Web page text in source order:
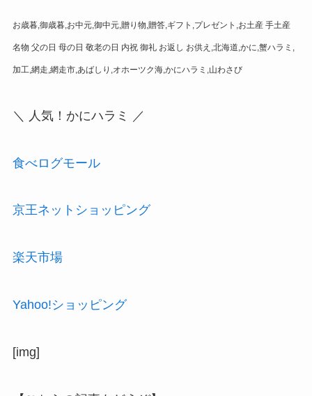
お歳暮,御歳暮,お中元,御中元,贈り物,贈答,ギフト,プレゼント,お土産 手土産
名物 父の日 母の日 敬老の日 内祝 御礼 お返し お供え,北海道,かに,蟹ハラミ,
加工,網走,網走市,あばしり,オホーツク海,かにハラミ,山わさび
＼ 人気！かにハラミ ／
食べログモール
京王ネットショッピング
楽天市場
Yahoo!ショッピング
[img]